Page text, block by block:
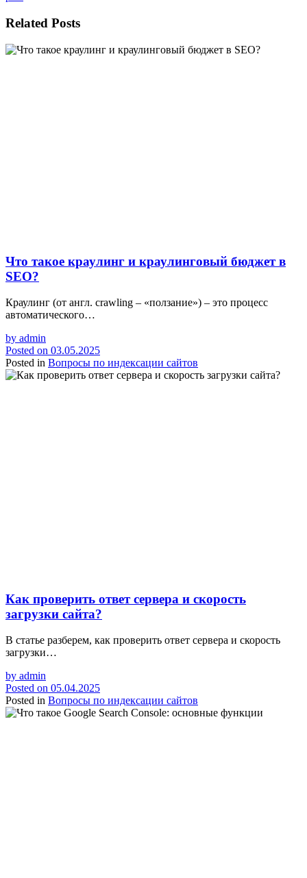
Related Posts
Что такое краулинг и краулинговый бюджет в
SEO?
Краулинг (от англ. crawling – «ползание») – это процесс
автоматического…
by admin
Posted on 03.05.2025
Posted in Вопросы по индексации сайтов
Как проверить ответ сервера и скорость
загрузки сайта?
В статье разберем, как проверить ответ сервера и скорость
загрузки…
by admin
Posted on 05.04.2025
Posted in Вопросы по индексации сайтов